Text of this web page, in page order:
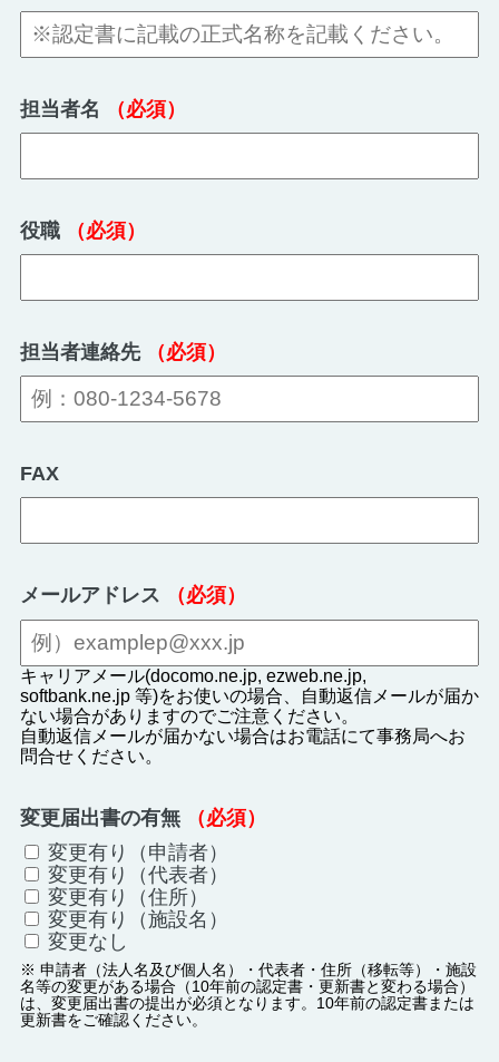
担当者名 （必須）
役職 （必須）
担当者連絡先 （必須）
FAX
メールアドレス （必須）
キャリアメール(docomo.ne.jp, ezweb.ne.jp,
softbank.ne.jp 等)をお使いの場合、自動返信メールが届か
ない場合がありますのでご注意ください。
自動返信メールが届かない場合はお電話にて事務局へお
問合せください。
変更届出書の有無
（必須）
変更有り（申請者）
変更有り（代表者）
変更有り（住所）
変更有り（施設名）
変更なし
※ 申請者（法人名及び個人名）・代表者・住所（移転等）・施設
名等の変更がある場合（10年前の認定書・更新書と変わる場合）
は、変更届出書の提出が必須となります。10年前の認定書または
更新書をご確認ください。